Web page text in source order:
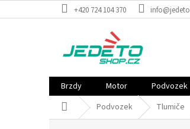
na
+420 724 104 370
Brzdy Motor Podvozek
Domů Podvozek Tlumiče